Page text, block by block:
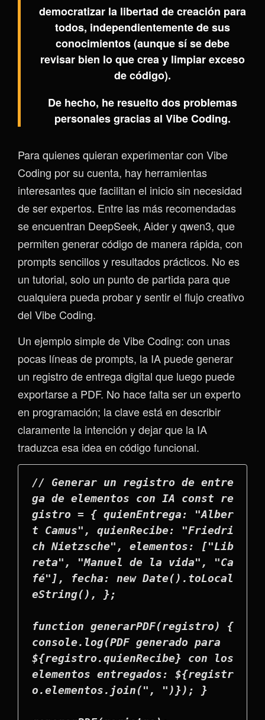
democratizar la libertad de creación para
todos, independientemente de sus
conocimientos (aunque sí se debe
revisar bien lo que crea y limpiar exceso
de código).
De hecho, he resuelto dos problemas
personales gracias al Vibe Coding.
Para quienes quieran experimentar con Vibe
Coding por su cuenta, hay herramientas
interesantes que facilitan el inicio sin necesidad
de ser expertos. Entre las más recomendadas
se encuentran DeepSeek, Aider y qwen3, que
permiten generar código de manera rápida, con
prompts sencillos y resultados prácticos. No es
un tutorial, solo un punto de partida para que
cualquiera pueda probar y sentir el flujo creativo
del Vibe Coding.
Un ejemplo simple de Vibe Coding: con unas
pocas líneas de prompts, la IA puede generar
un registro de entrega digital que luego puede
exportarse a PDF. No hace falta ser un experto
en programación; la clave está en describir
claramente la intención y dejar que la IA
traduzca esa idea en código funcional.
// Generar un registro de entre
ga de elementos con IA const re
gistro = { quienEntrega: "Alber
t Camus", quienRecibe: "Friedri
ch Nietzsche", elementos: ["Lib
reta", "Manuel de la vida", "Ca
fé"], fecha: new Date().toLocal
eString(), };
function generarPDF(registro) {
console.log(PDF generado para
${registro.quienRecibe} con los
elementos entregados: ${registr
o.elementos.join(", ")}); }